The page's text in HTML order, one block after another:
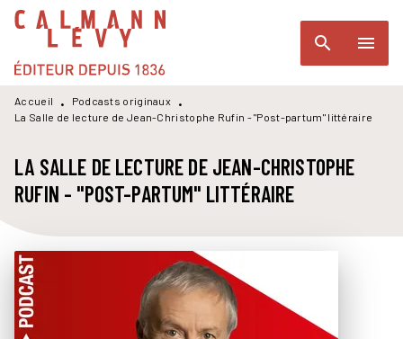
MENU RECHERCHE
PIED DE PAGE
search menu
Accueil • Podcasts originaux
•
La Salle de lecture de Jean-Christophe Rufin - "Post-partum" littéraire
LA SALLE DE LECTURE DE JEAN-CHRISTOPHE
RUFIN - "POST-PARTUM" LITTÉRAIRE